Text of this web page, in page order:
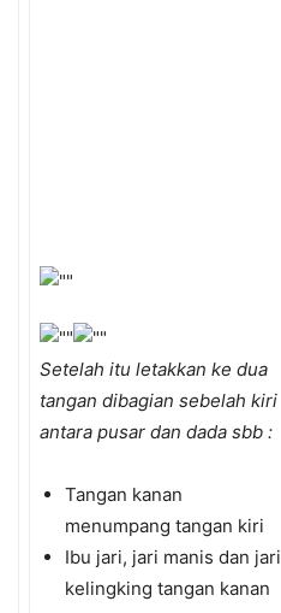
Setelah itu letakkan ke dua
tangan dibagian sebelah kiri
antara pusar dan dada sbb :
Tangan kanan
menumpang tangan kiri
Ibu jari, jari manis dan jari
kelingking tangan kanan